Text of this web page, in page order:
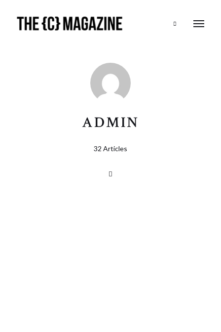
ADMIN
32 Articles